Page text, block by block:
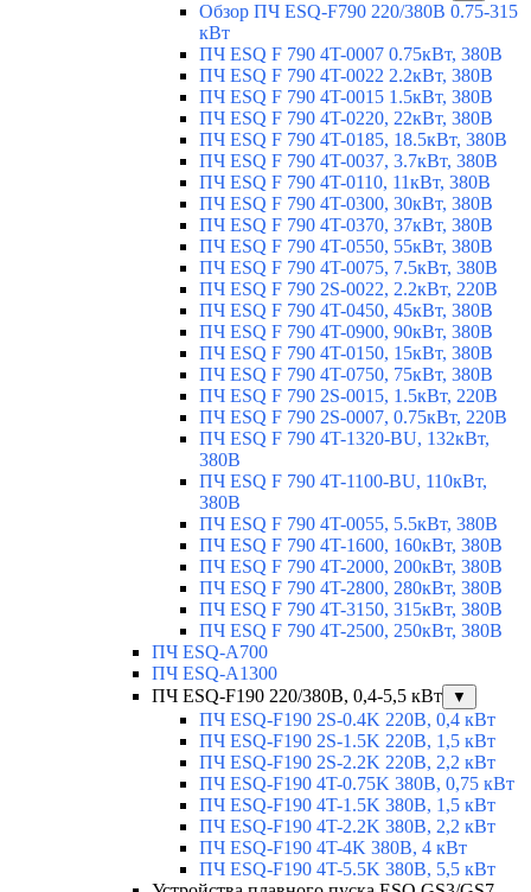
Обзор ПЧ ESQ-F790 220/380В 0.75-315
кВт
ПЧ ESQ F 790 4T-0007 0.75кВт, 380В
ПЧ ESQ F 790 4T-0022 2.2кВт, 380В
ПЧ ESQ F 790 4T-0015 1.5кВт, 380В
ПЧ ESQ F 790 4T-0220, 22кВт, 380В
ПЧ ESQ F 790 4T-0185, 18.5кВт, 380В
ПЧ ESQ F 790 4T-0037, 3.7кВт, 380В
ПЧ ESQ F 790 4T-0110, 11кВт, 380В
ПЧ ESQ F 790 4T-0300, 30кВт, 380В
ПЧ ESQ F 790 4T-0370, 37кВт, 380В
ПЧ ESQ F 790 4T-0550, 55кВт, 380В
ПЧ ESQ F 790 4T-0075, 7.5кВт, 380В
ПЧ ESQ F 790 2S-0022, 2.2кВт, 220В
ПЧ ESQ F 790 4T-0450, 45кВт, 380В
ПЧ ESQ F 790 4T-0900, 90кВт, 380В
ПЧ ESQ F 790 4T-0150, 15кВт, 380В
ПЧ ESQ F 790 4T-0750, 75кВт, 380В
ПЧ ESQ F 790 2S-0015, 1.5кВт, 220В
ПЧ ESQ F 790 2S-0007, 0.75кВт, 220В
ПЧ ESQ F 790 4T-1320-BU, 132кВт,
380В
ПЧ ESQ F 790 4T-1100-BU, 110кВт,
380В
ПЧ ESQ F 790 4T-0055, 5.5кВт, 380В
ПЧ ESQ F 790 4T-1600, 160кВт, 380В
ПЧ ESQ F 790 4T-2000, 200кВт, 380В
ПЧ ESQ F 790 4T-2800, 280кВт, 380В
ПЧ ESQ F 790 4T-3150, 315кВт, 380В
ПЧ ESQ F 790 4T-2500, 250кВт, 380В
ПЧ ESQ-A700
ПЧ ESQ-A1300
ПЧ ESQ-F190 220/380В, 0,4-5,5 кВт
▼
ПЧ ESQ-F190 2S-0.4K 220В, 0,4 кВт
ПЧ ESQ-F190 2S-1.5K 220В, 1,5 кВт
ПЧ ESQ-F190 2S-2.2K 220В, 2,2 кВт
ПЧ ESQ-F190 4T-0.75K 380В, 0,75 кВт
ПЧ ESQ-F190 4T-1.5K 380В, 1,5 кВт
ПЧ ESQ-F190 4T-2.2K 380В, 2,2 кВт
ПЧ ESQ-F190 4T-4K 380В, 4 кВт
ПЧ ESQ-F190 4T-5.5K 380В, 5,5 кВт